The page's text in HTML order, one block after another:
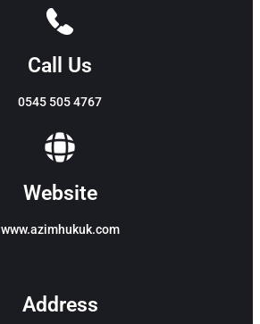
Call Us
0545 505 4767
Website
www.azimhukuk.com
Address